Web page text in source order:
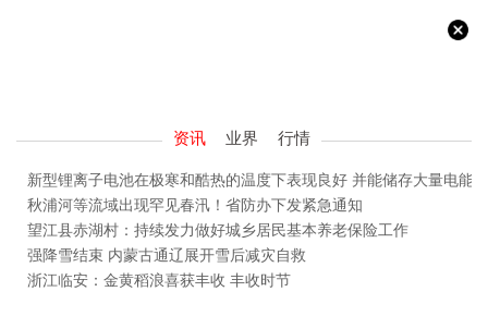
资讯 业界 行情
新型锂离子电池在极寒和酷热的温度下表现良好 并能储存大量电能
秋浦河等流域出现罕见春汛！省防办下发紧急通知
望江县赤湖村：持续发力做好城乡居民基本养老保险工作
强降雪结束 内蒙古通辽展开雪后减灾自救
浙江临安：金黄稻浪喜获丰收 丰收时节